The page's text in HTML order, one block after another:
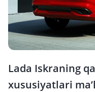
Lada Iskraning
xususiyatlari